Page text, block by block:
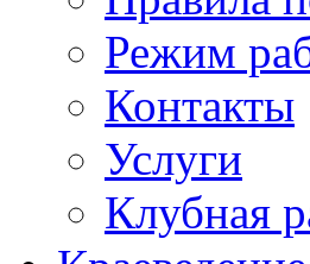
Режим
Контакты
Услуги
Клубная